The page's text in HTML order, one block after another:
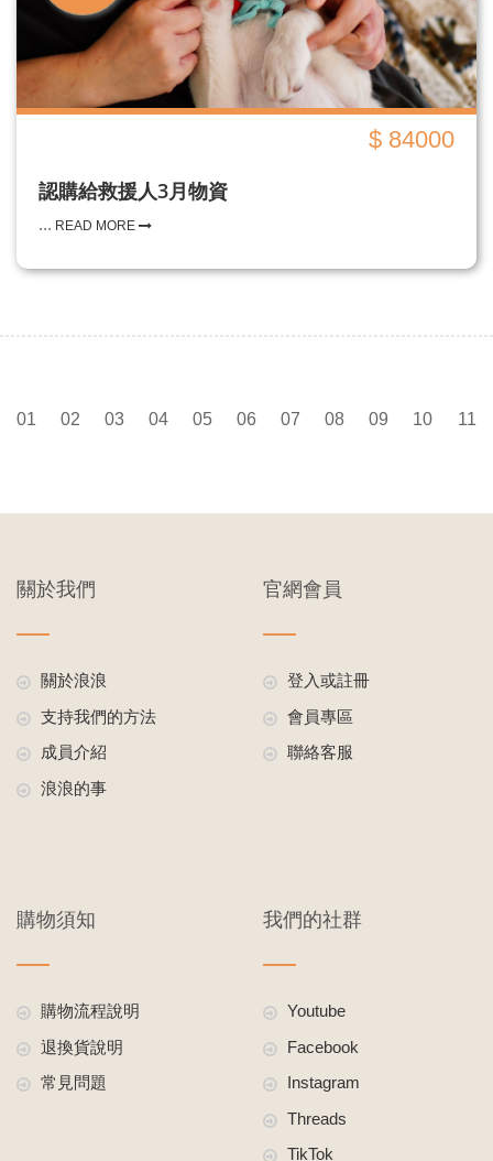
$ 84000
認購給救援人3月物資
... READ MORE
01 02 03 04 05 06 07 08 09 10 11
關於我們
關於浪浪
支持我們的方法
成員介紹
浪浪的事
官網會員
登入或註冊
會員專區
聯絡客服
購物須知
購物流程說明
退換貨說明
常見問題
我們的社群
Youtube
Facebook
Instagram
Threads
TikTok